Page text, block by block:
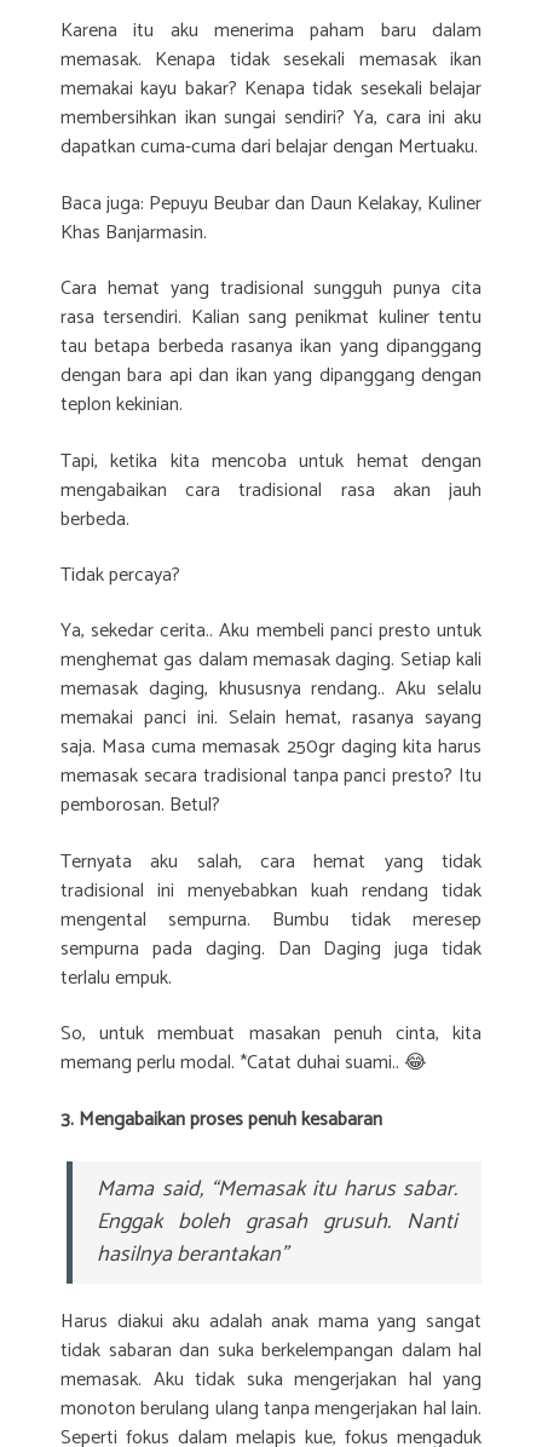
Karena itu aku menerima paham baru dalam
memasak. Kenapa tidak sesekali memasak ikan
memakai kayu bakar? Kenapa tidak sesekali belajar
membersihkan ikan sungai sendiri? Ya, cara ini aku
dapatkan cuma-cuma dari belajar dengan Mertuaku.
Baca juga: Pepuyu Beubar dan Daun Kelakay, Kuliner
Khas Banjarmasin.
Cara hemat yang tradisional sungguh punya cita
rasa tersendiri. Kalian sang penikmat kuliner tentu
tau betapa berbeda rasanya ikan yang dipanggang
dengan bara api dan ikan yang dipanggang dengan
teplon kekinian.
Tapi, ketika kita mencoba untuk hemat dengan
mengabaikan cara tradisional rasa akan jauh
berbeda.
Tidak percaya?
Ya, sekedar cerita.. Aku membeli panci presto untuk
menghemat gas dalam memasak daging. Setiap kali
memasak daging, khususnya rendang.. Aku selalu
memakai panci ini. Selain hemat, rasanya sayang
saja. Masa cuma memasak 250gr daging kita harus
memasak secara tradisional tanpa panci presto? Itu
pemborosan. Betul?
Ternyata aku salah, cara hemat yang tidak
tradisional ini menyebabkan kuah rendang tidak
mengental sempurna. Bumbu tidak meresep
sempurna pada daging. Dan Daging juga tidak
terlalu empuk.
So, untuk membuat masakan penuh cinta, kita
memang perlu modal. *Catat duhai suami.. 😂
3. Mengabaikan proses penuh kesabaran
Mama said, “Memasak itu harus sabar.
Enggak boleh grasah grusuh. Nanti
hasilnya berantakan”
Harus diakui aku adalah anak mama yang sangat
tidak sabaran dan suka berkelempangan dalam hal
memasak. Aku tidak suka mengerjakan hal yang
monoton berulang ulang tanpa mengerjakan hal lain.
Seperti fokus dalam melapis kue, fokus mengaduk